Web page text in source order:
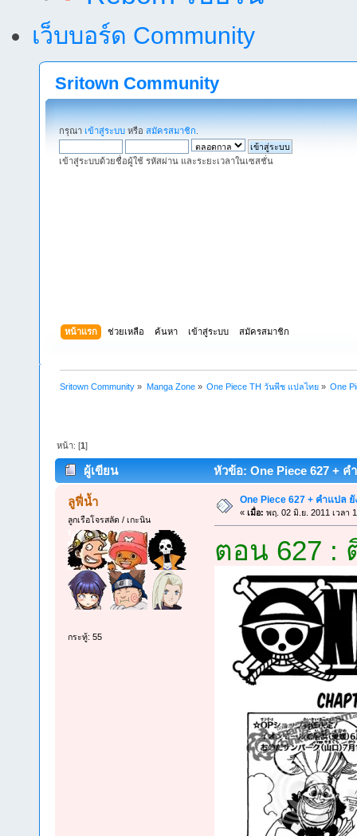
เว็บบอร์ด Community
Sritown Community
กรุณา เข้าสู่ระบบ หรือ สมัครสมาชิก
เข้าสู่ระบบด้วยชื่อผู้ใช้ รหัสผ่าน และระยะเวลาในเซสชั่น
หน้าแรก ช่วยเหลือ ค้นหา เข้าสู่ระบบ สมัครสมาชิก
Sritown Community » Manga Zone» One Piece TH วันพีช แปลไทย» One
หน้า: [1]
ผู้เขียน หัวข้อ: One Piece 627 + ค
ลูฟี่น้ำ
ลูกเรือโจรสลัด / เกะนิน
กระทู้: 55
One Piece 627 + คำแปล ยั
« เมื่อ: พฤ. 02 มิ.ย. 2011 เวลา
ตอน 627 :